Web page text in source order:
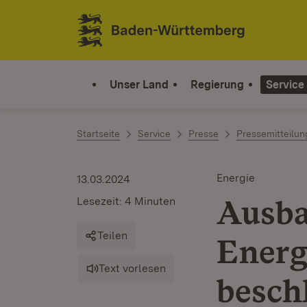
Zum Inhalt springen
Link zur Startseite
Unser Land Regierung Service
Startseite Service Presse
Energie
13.03.2024
Lesezeit: 4 Minuten
Teilen
Text vorlesen